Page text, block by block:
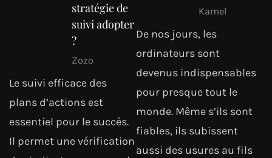
stratégie de
suivi adopter
?
Zozo
Le suivi efficace des
plans d’actions est
essentiel pour le succès.
Il permet une vérification
Kamel
De nos jours, les
ordinateurs sont
devenus indispensables
pour presque tout le
monde. Même s’ils sont
fiables, ils subissent
aussi des usures au fils